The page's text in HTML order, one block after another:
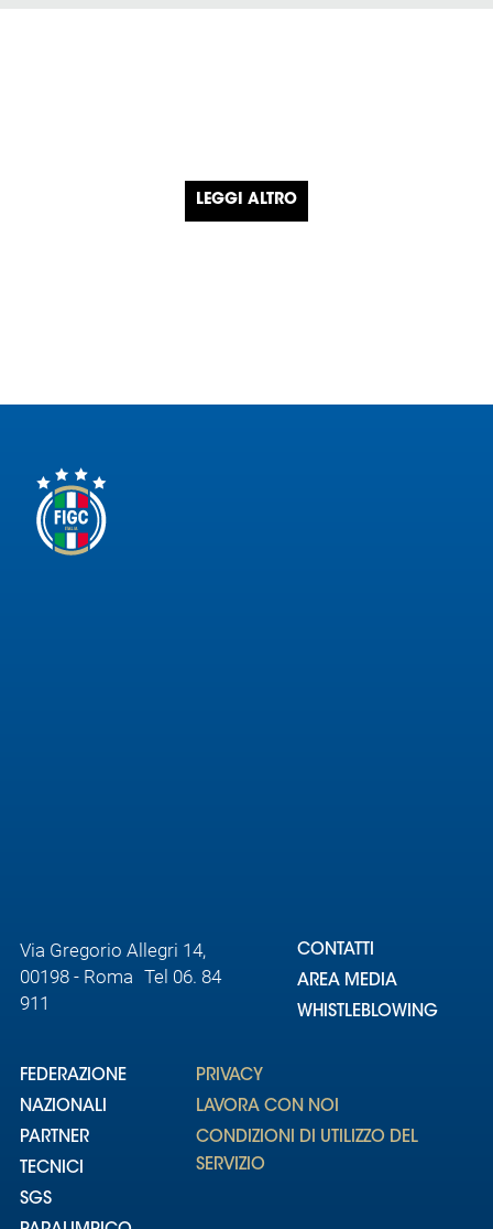
LEGGI ALTRO
Via Gregorio Allegri 14,
00198 - Roma Tel 06. 84
911
CONTATTI
AREA MEDIA
WHISTLEBLOWING
FEDERAZIONE
NAZIONALI
PARTNER
TECNICI
SGS
PRIVACY
LAVORA CON NOI
CONDIZIONI DI UTILIZZO DEL
SERVIZIO